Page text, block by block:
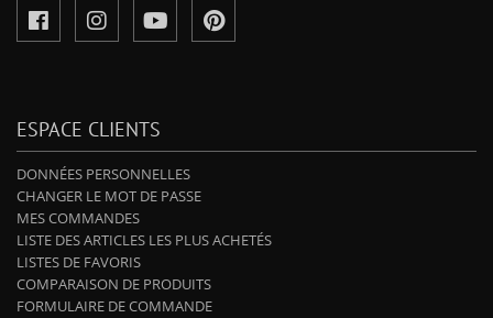
ESPACE CLIENTS
DONNÉES PERSONNELLES
CHANGER LE MOT DE PASSE
MES COMMANDES
LISTE DES ARTICLES LES PLUS ACHETÉS
LISTES DE FAVORIS
COMPARAISON DE PRODUITS
FORMULAIRE DE COMMANDE